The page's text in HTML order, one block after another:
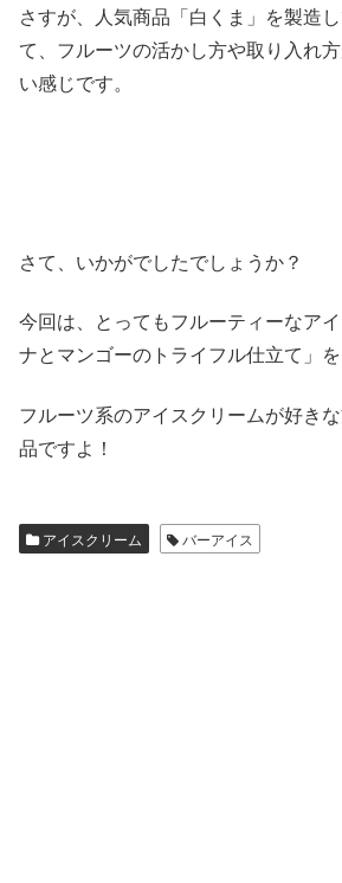
さすが、人気商品「白くま」を製造
て、フルーツの活かし方や取り入れ
い感じです。
さて、いかがでしたでしょうか？
今回は、とってもフルーティーなア
ナとマンゴーのトライフル仕立て」を
フルーツ系のアイスクリームが好き
品ですよ！
アイスクリーム バーアイス